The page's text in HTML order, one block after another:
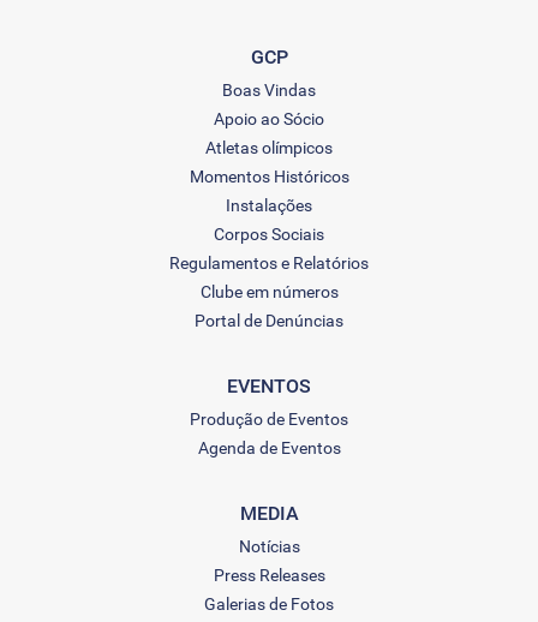
GCP
Boas Vindas
Apoio ao Sócio
Atletas olímpicos
Momentos Históricos
Instalações
Corpos Sociais
Regulamentos e Relatórios
Clube em números
Portal de Denúncias
EVENTOS
Produção de Eventos
Agenda de Eventos
MEDIA
Notícias
Press Releases
Galerias de Fotos